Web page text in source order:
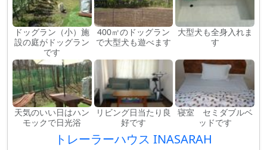
ドッグラン（小）施
設の庭がドッグラン
です
400㎡のドッグラン
で大型犬も遊べます
大型犬も全身入れま
す
天気のいい日はハン
モックで日光浴
リビング日当たり良
好です
寝室 セミダブルベ
ッドです
トレーラーハウス INASARAH